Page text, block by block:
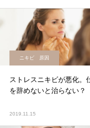
ニキビ 原因
ストレスニキビが悪化。
を辞めないと治らない？
2019.11.15